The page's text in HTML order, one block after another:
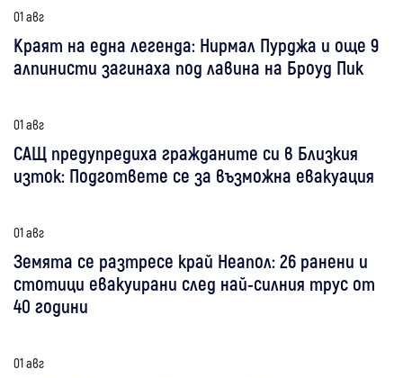
01 авг
Краят на една легенда: Нирмал Пурджа и още 9
алпинисти загинаха под лавина на Броуд Пик
01 авг
САЩ предупредиха гражданите си в Близкия
изток: Подгответе се за възможна евакуация
01 авг
Земята се разтресе край Неапол: 26 ранени и
стотици евакуирани след най-силния трус от
40 години
01 авг